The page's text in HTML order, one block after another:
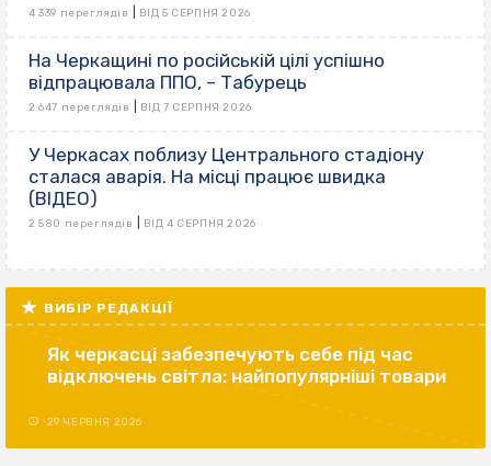
4 339 переглядів ВІД 5 СЕРПНЯ 2026
На Черкащині по російській цілі успішно
відпрацювала ППО, – Табурець
2 647 переглядів ВІД 7 СЕРПНЯ 2026
У Черкасах поблизу Центрального стадіону
сталася аварія. На місці працює швидка
(ВІДЕО)
2 580 переглядів ВІД 4 СЕРПНЯ 2026
ВИБІР РЕДАКЦІЇ
Як черкасці забезпечують себе під час
відключень світла: найпопулярніші товари
29 ЧЕРВНЯ 2026